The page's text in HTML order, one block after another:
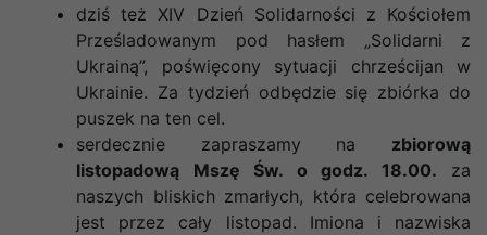
dziś też XIV Dzień Solidarności z Kościołem
Prześladowanym pod hasłem „Solidarni z
Ukrainą”, poświęcony sytuacji chrześcijan w
Ukrainie. Za tydzień odbędzie się zbiórka do
puszek na ten cel.
serdecznie zapraszamy na zbiorową
listopadową Mszę Św. o godz. 18.00. za
naszych bliskich zmarłych, która celebrowana
jest przez cały listopad. Imiona i nazwiska